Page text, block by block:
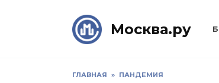
Москва.ру
ГЛАВНАЯ » ПАНДЕМИЯ